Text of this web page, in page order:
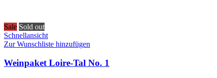
Sale Sold out
Schnellansicht
Zur Wunschliste hinzufügen
Weinpaket Loire-Tal No. 1